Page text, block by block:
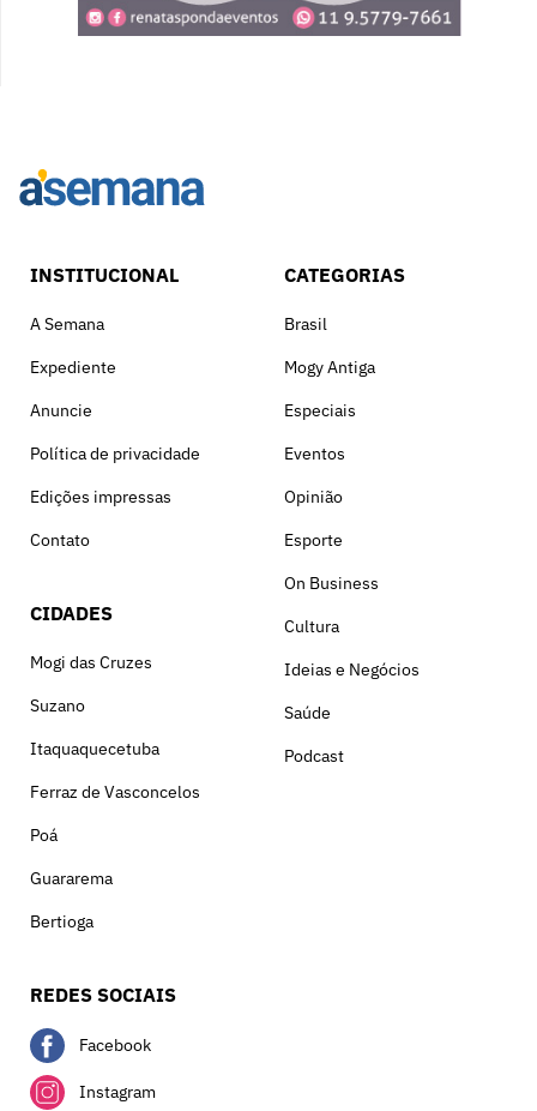
INSTITUCIONAL
A Semana
Expediente
Anuncie
Política de privacidade
Edições impressas
Contato
CIDADES
Mogi das Cruzes
Suzano
Itaquaquecetuba
Ferraz de Vasconcelos
Poá
Guararema
Bertioga
CATEGORIAS
Brasil
Mogy Antiga
Especiais
Eventos
Opinião
Esporte
On Business
Cultura
Ideias e Negócios
Saúde
Podcast
REDES SOCIAIS
Facebook
Instagram